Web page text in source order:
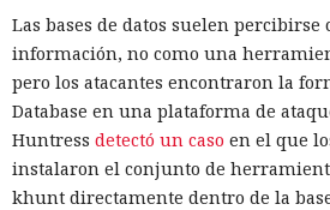
Las bases de datos suelen percibirse
información, no como una
pero los atacantes encontraron la
Database en una plataforma de
Huntress detectó un caso en el que
instalaron el conjunto de
khunt directamente dentro de la